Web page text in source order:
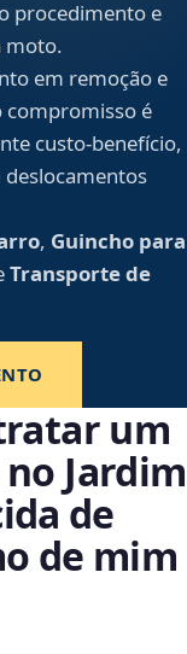
procedimento e
moto.
em remoção e
compromisso é
custo-benefício,
, Guincho para
Transporte de
um
Jardim
de
de mim